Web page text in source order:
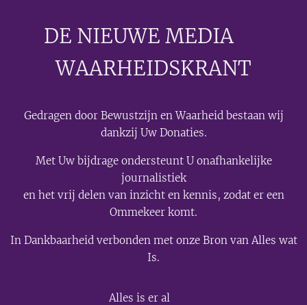
DE NIEUWE MEDIA🟣
WAARHEIDSKRANT
Gedragen door Bewustzijn en Waarheid bestaan wij
dankzij Uw Donaties.
Met Uw bijdrage ondersteunt U onafhankelijke
journalistiek
en het vrij delen van inzicht en kennis, zodat er een
Ommekeer komt.
In Dankbaarheid verbonden met onze Bron van Alles wat
Is.
Alles is er al